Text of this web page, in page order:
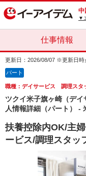
中
▼
仕事情報
更新日：2026/08/07 ※更新日時
パート
職種：デイサービス 調理スタ
ツクイ米子旗ヶ崎（デ
人情報詳細（パート） -
扶養控除内OK/主
ービス/調理スタッ